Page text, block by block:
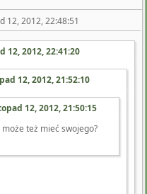
12, 2012, 22:48:51
12, 2012, 22:41:20
12, 2012, 21:52:10
12, 2012, 21:50:15
też mieć swojego?